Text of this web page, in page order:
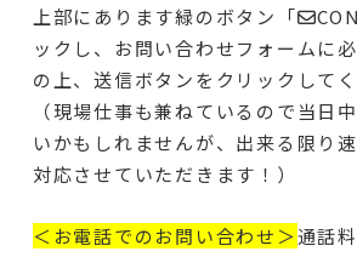
上部にあります緑のボタン「
ックし、お問い合わせフォームに
の上、送信ボタンをクリックしてく
（現場仕事も兼ねているので当日
いかもしれませんが、出来る限り
対応させていただきます！）
＜お電話でのお問い合わせ＞通話